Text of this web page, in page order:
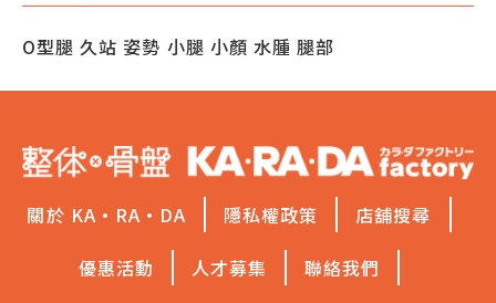
O型腿 久站 姿勢 小腿 小顏 水腫 腿部
關於 KA·RA·DA 隱私權政策
店舖搜尋
優惠活動
人才募集 聯絡我們